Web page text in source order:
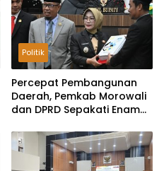
Politik
Percepat Pembangunan
Daerah, Pemkab Morowali
dan DPRD Sepakati Enam